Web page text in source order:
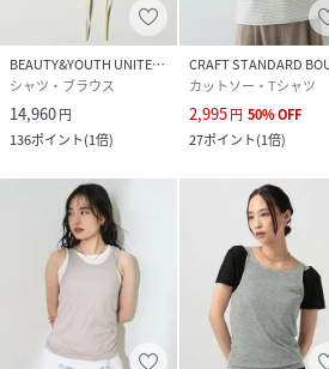
BEAUTY&YOUTH UNITED ARROWS
シャツ・ブラウス
14,960円
136ポイント(1倍)
カットソー・Tシャツ
2,995円 50%OFF
27ポイント(1倍)